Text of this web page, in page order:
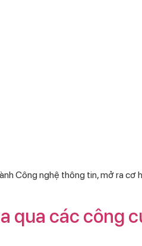
Công nghệ thông tin, mở ra cơ
qua các công